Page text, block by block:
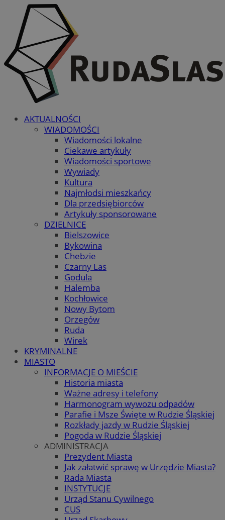
AKTUALNOŚCI
WIADOMOŚCI
Wiadomości lokalne
Ciekawe artykuły
Wiadomości sportowe
Wywiady
Kultura
Najmłodsi mieszkańcy
Dla przedsiębiorców
Artykuły sponsorowane
DZIELNICE
Bielszowice
Bykowina
Chebzie
Czarny Las
Godula
Halemba
Kochłowice
Nowy Bytom
Orzegów
Ruda
Wirek
KRYMINALNE
MIASTO
INFORMACJE O MIEŚCIE
Historia miasta
Ważne adresy i telefony
Harmonogram wywozu odpadów
Parafie i Msze Święte w Rudzie Śląskiej
Rozkłady jazdy w Rudzie Śląskiej
Pogoda w Rudzie Śląskiej
ADMINISTRACJA
Prezydent Miasta
Jak załatwić sprawę w Urzędzie Miasta?
Rada Miasta
INSTYTUCJE
Urząd Stanu Cywilnego
CUS